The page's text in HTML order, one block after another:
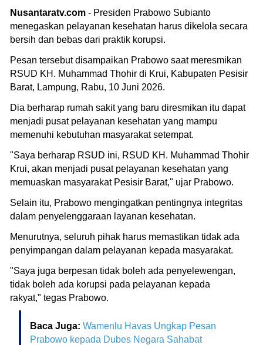
Nusantaratv.com - Presiden Prabowo Subianto
menegaskan pelayanan kesehatan harus dikelola secara
bersih dan bebas dari praktik korupsi.
Pesan tersebut disampaikan Prabowo saat meresmikan
RSUD KH. Muhammad Thohir di Krui, Kabupaten Pesisir
Barat, Lampung, Rabu, 10 Juni 2026.
Dia berharap rumah sakit yang baru diresmikan itu dapat
menjadi pusat pelayanan kesehatan yang mampu
memenuhi kebutuhan masyarakat setempat.
"Saya berharap RSUD ini, RSUD KH. Muhammad Thohir
Krui, akan menjadi pusat pelayanan kesehatan yang
memuaskan masyarakat Pesisir Barat," ujar Prabowo.
Selain itu, Prabowo mengingatkan pentingnya integritas
dalam penyelenggaraan layanan kesehatan.
Menurutnya, seluruh pihak harus memastikan tidak ada
penyimpangan dalam pelayanan kepada masyarakat.
"Saya juga berpesan tidak boleh ada penyelewengan,
tidak boleh ada korupsi pada pelayanan kepada
rakyat," tegas Prabowo.
Baca Juga: Wamenlu Havas Ungkap Pesan
Prabowo kepada Dubes Negara Sahabat